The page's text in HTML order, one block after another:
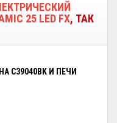
25 LED FX, ТАК
И ПЕЧИ